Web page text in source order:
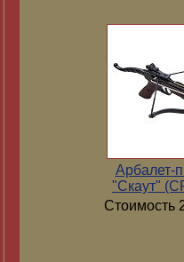
Арбалет-
"Скаут"
Стоимость